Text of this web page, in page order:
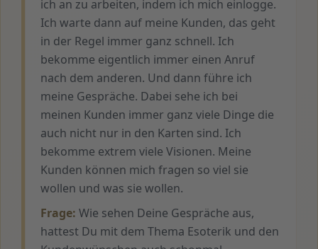
ich an zu arbeiten, indem ich mich einlogge.
Ich warte dann auf meine Kunden, das geht
in der Regel immer ganz schnell. Ich
bekomme eigentlich immer einen Anruf
nach dem anderen. Und dann führe ich
meine Gespräche. Dabei sehe ich bei
meinen Kunden immer ganz viele Dinge die
auch nicht nur in den Karten sind. Ich
bekomme extrem viele Visionen. Meine
Kunden können mich fragen so viel sie
wollen und was sie wollen.
Frage: Wie sehen Deine Gespräche aus,
hattest Du mit dem Thema Esoterik und den